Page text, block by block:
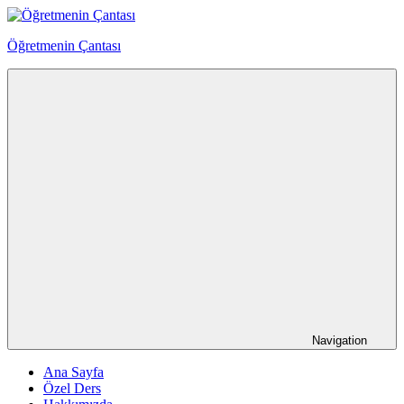
Skip
content
Öğretmenin Çantası
Navigation
Ana Sayfa
Özel Ders